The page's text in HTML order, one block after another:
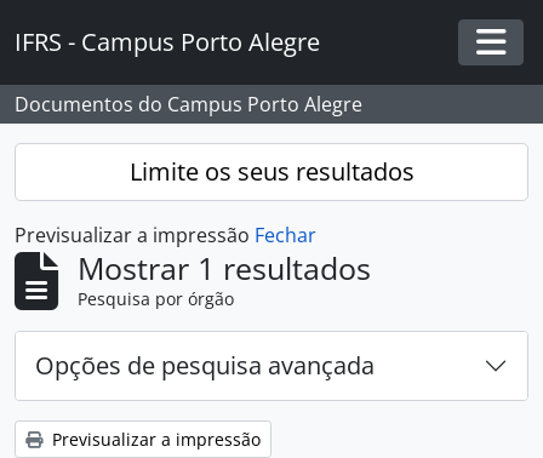
IFRS - Campus Porto Alegre
Documentos do Campus Porto Alegre
Limite os seus resultados
Previsualizar a impressão Fechar
Mostrar 1 resultados
Pesquisa por órgão
Opções de pesquisa avançada
Previsualizar a impressão